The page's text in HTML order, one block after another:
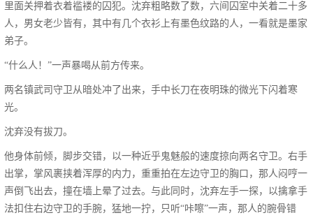
里面关押着衣着褴褛的囚犯。沈弃粗略数了数，六间囚室中关着二十多
人，男女老少皆有，其中有几个衣衫上有墨色纹路的人，一看就是墨家
弟子。
“什么人！”一声暴喝从前方传来。
两名镇武司守卫从暗处冲了出来，手中长刀在夜明珠的微光下闪着寒
光。
沈弃没有拔刀。
他身体前倾，脚步交错，以一种近乎鬼魅般的速度掠向两名守卫。右手
出掌，掌风裹挟着浑厚的内力，重重拍在左边守卫的胸口，那人闷哼一
声倒飞出去，撞在墙上晕了过去。与此同时，沈弃左手一探，以擒拿手
法扣住右边守卫的手腕，猛地一拧，只听“咔嚓”一声，那人的腕骨错